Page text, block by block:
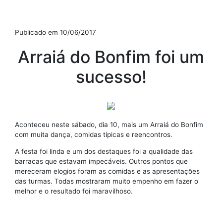
Publicado em 10/06/2017
Arraiá do Bonfim foi um
sucesso!
Aconteceu neste sábado, dia 10, mais um Arraiá do Bonfim
com muita dança, comidas típicas e reencontros.
A festa foi linda e um dos destaques foi a qualidade das
barracas que estavam impecáveis. Outros pontos que
mereceram elogios foram as comidas e as apresentações
das turmas. Todas mostraram muito empenho em fazer o
melhor e o resultado foi maravilhoso.